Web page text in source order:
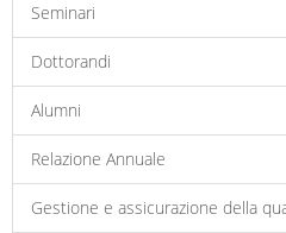
Seminari
Dottorandi
Alumni
Relazione Annuale
Gestione e assicurazione della